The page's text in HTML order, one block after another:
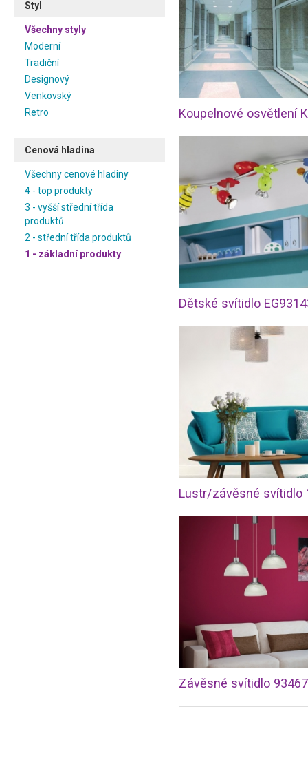
Styl
Všechny styly
Moderní
Tradiční
Designový
Venkovský
Retro
Cenová hladina
Všechny cenové hladiny
4 - top produkty
3 - vyšší střední třída
produktů
2 - střední třída produktů
1 - základní produkty
Dětské svítidlo
Závěsné svítidlo 93467